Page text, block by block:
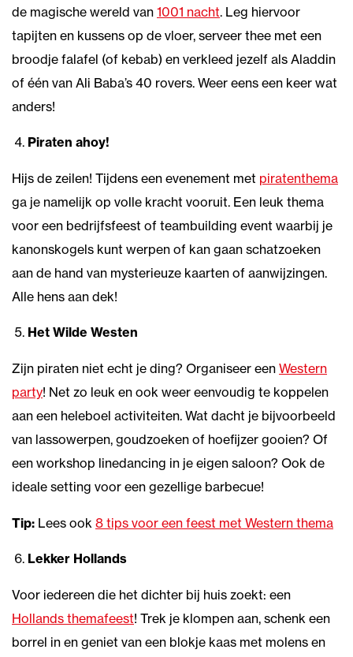
de magische wereld van 1001 nacht. Leg hiervoor
tapijten en kussens op de vloer, serveer thee met een
broodje falafel (of kebab) en verkleed jezelf als Aladdin
of één van Ali Baba’s 40 rovers. Weer eens een keer wat
anders!
Piraten ahoy!
Hijs de zeilen! Tijdens een evenement met piratenthema
ga je namelijk op volle kracht vooruit. Een leuk thema
voor een bedrijfsfeest of teambuilding event waarbij je
kanonskogels kunt werpen of kan gaan schatzoeken
aan de hand van mysterieuze kaarten of aanwijzingen.
Alle hens aan dek!
Het Wilde Westen
Zijn piraten niet echt je ding? Organiseer een Western
party! Net zo leuk en ook weer eenvoudig te koppelen
aan een heleboel activiteiten. Wat dacht je bijvoorbeeld
van lassowerpen, goudzoeken of hoefijzer gooien? Of
een workshop linedancing in je eigen saloon? Ook de
ideale setting voor een gezellige barbecue!
Tip: Lees ook 8 tips voor een feest met Western thema
Lekker Hollands
Voor iedereen die het dichter bij huis zoekt: een
Hollands themafeest! Trek je klompen aan, schenk een
borrel in en geniet van een blokje kaas met molens en